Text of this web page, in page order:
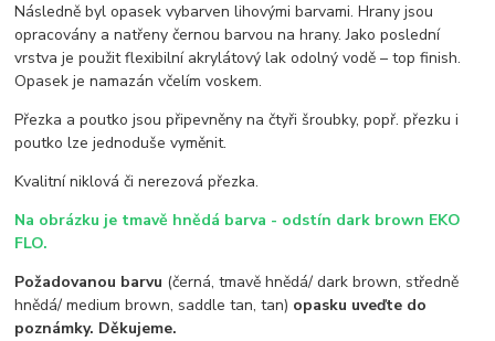
Následně byl opasek vybarven lihovými barvami. Hrany jsou
opracovány a natřeny černou barvou na hrany. Jako poslední
vrstva je použit flexibilní akrylátový lak odolný vodě – top finish.
Opasek je namazán včelím voskem.
Přezka a poutko jsou připevněny na čtyři šroubky, popř. přezku i
poutko lze jednoduše vyměnit.
Kvalitní niklová či nerezová přezka.
Na obrázku je tmavě hnědá barva - odstín dark brown EKO
FLO.
Požadovanou barvu (černá, tmavě hnědá/ dark brown, středně
hnědá/ medium brown, saddle tan, tan) opasku uveďte do
poznámky. Děkujeme.